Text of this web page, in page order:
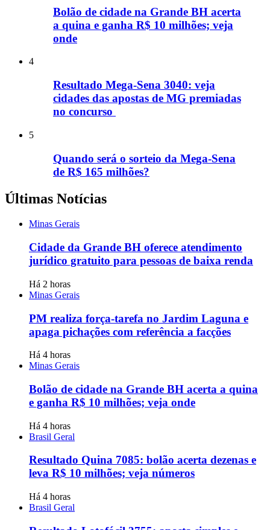
Bolão de cidade na Grande BH acerta
a quina e ganha R$ 10 milhões; veja
onde
4
Resultado Mega-Sena 3040: veja
cidades das apostas de MG premiadas
no concurso
5
Quando será o sorteio da Mega-Sena
de R$ 165 milhões?
Últimas Notícias
Minas Gerais
Cidade da Grande BH oferece atendimento
jurídico gratuito para pessoas de baixa renda
Há 2 horas
Minas Gerais
PM realiza força-tarefa no Jardim Laguna e
apaga pichações com referência a facções
Há 4 horas
Minas Gerais
Bolão de cidade na Grande BH acerta a quina
e ganha R$ 10 milhões; veja onde
Há 4 horas
Brasil Geral
Resultado Quina 7085: bolão acerta dezenas e
leva R$ 10 milhões; veja números
Há 4 horas
Brasil Geral